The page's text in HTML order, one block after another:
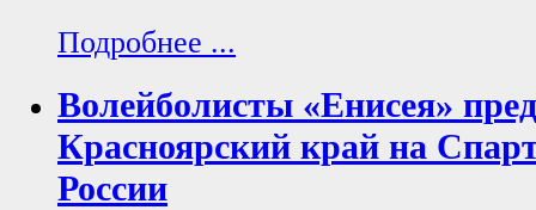
Подробнее ...
Волейболисты «Енисея»
Красноярский край на
России